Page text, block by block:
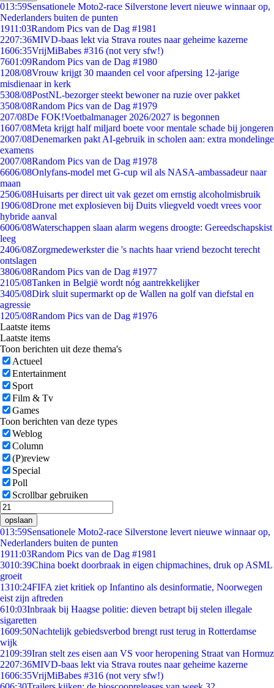
013:59Sensationele Moto2-race Silverstone levert nieuwe winnaar op,
Nederlanders buiten de punten
1911:03Random Pics van de Dag #1981
2207:36MIVD-baas lekt via Strava routes naar geheime kazerne
1606:35VrijMiBabes #316 (not very sfw!)
7601:09Random Pics van de Dag #1980
1208/08Vrouw krijgt 30 maanden cel voor afpersing 12-jarige
misdienaar in kerk
5308/08PostNL-bezorger steekt bewoner na ruzie over pakket
3508/08Random Pics van de Dag #1979
207/08De FOK!Voetbalmanager 2026/2027 is begonnen
1607/08Meta krijgt half miljard boete voor mentale schade bij jongeren
2007/08Denemarken pakt AI-gebruik in scholen aan: extra mondelinge
examens
2007/08Random Pics van de Dag #1978
6606/08Onlyfans-model met G-cup wil als NASA-ambassadeur naar
maan
2506/08Huisarts per direct uit vak gezet om ernstig alcoholmisbruik
1906/08Drone met explosieven bij Duits vliegveld voedt vrees voor
hybride aanval
6006/08Waterschappen slaan alarm wegens droogte: Gereedschapskist
leeg
2406/08Zorgmedewerkster die 's nachts haar vriend bezocht terecht
ontslagen
3806/08Random Pics van de Dag #1977
2105/08Tanken in België wordt nóg aantrekkelijker
3405/08Dirk sluit supermarkt op de Wallen na golf van diefstal en
agressie
1205/08Random Pics van de Dag #1976
Laatste items
Laatste items
Toon berichten uit deze thema's
Actueel
Entertainment
Sport
Film & Tv
Games
Toon berichten van deze types
Weblog
Column
(P)review
Special
Poll
Scrollbar gebruiken
opslaan
013:59Sensationele Moto2-race Silverstone levert nieuwe winnaar op,
Nederlanders buiten de punten
1911:03Random Pics van de Dag #1981
3010:39China boekt doorbraak in eigen chipmachines, druk op ASML
groeit
1310:24FIFA ziet kritiek op Infantino als desinformatie, Noorwegen
eist zijn aftreden
610:03Inbraak bij Haagse politie: dieven betrapt bij stelen illegale
sigaretten
1609:50Nachtelijk gebiedsverbod brengt rust terug in Rotterdamse
wijk
2109:39Iran stelt zes eisen aan VS voor heropening Straat van Hormuz
2207:36MIVD-baas lekt via Strava routes naar geheime kazerne
1606:35VrijMiBabes #316 (not very sfw!)